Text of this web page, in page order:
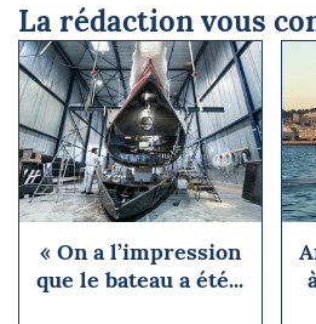
La rédaction vous
« On a l’impression
que le bateau a été...